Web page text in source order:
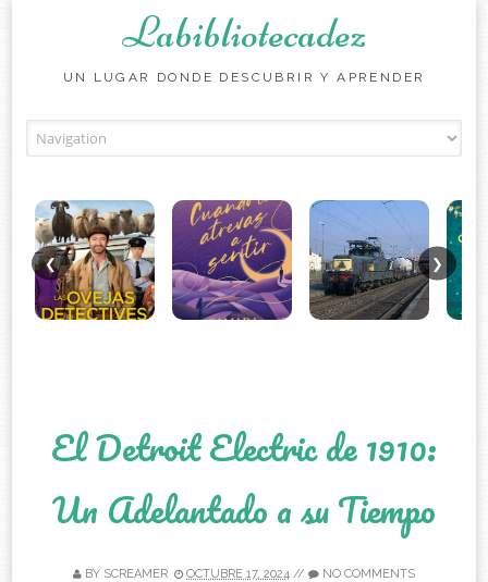
Labibliotecadez
UN LUGAR DONDE DESCUBRIR Y APRENDER
❮ ❯
El Detroit Electric de 1910:
Un Adelantado a su Tiempo
BY SCREAMER OCTUBRE 17, 2024 // NO COMMENTS